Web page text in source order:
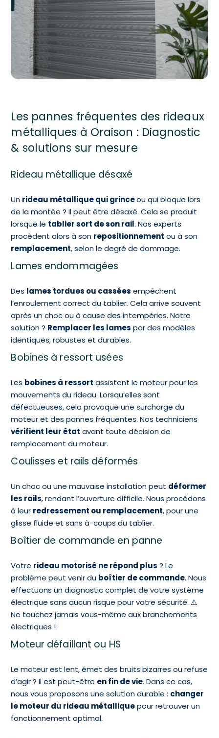
Les pannes fréquentes des rideaux
métalliques à Oraison : Diagnostic
& solutions sur mesure
Rideau métallique désaxé
Un rideau métallique qui grinceou qui bloque lors
de la montée ? Il peut être désaxé. Cela se produit
lorsque le tablier sort de son rail. Nos experts
procèdent alors à son repositionnement ou à son
remplacement, selon le degré de dommage.
Lames endommagées
Des lames tordues ou cassées empêchent
l’enroulement correct du tablier. Cela arrive souvent
après un choc ou à cause des intempéries. Notre
solution ? Remplacer les lames par des modèles
identiques, robustes et durables.
Bobines à ressort usées
Les bobines à ressort assistent le moteur pour les
mouvements du rideau. Lorsqu’elles sont
défectueuses, cela provoque une surcharge du
moteur et des pannes fréquentes. Nos techniciens
vérifient leur état avant toute décision de
remplacement du moteur.
Coulisses et rails déformés
Un choc ou une mauvaise installation peut déformer
les rails, rendant l’ouverture difficile. Nous procédons
à leur redressement ou remplacement, pour une
glisse fluide et sans à-coups du tablier.
Boîtier de commande en panne
Votre rideau motorisé ne répond plus ? Le
problème peut venir du boîtier de commande. Nous
effectuons un diagnostic complet de votre système
électrique sans aucun risque pour votre sécurité. ⚠️
Ne touchez jamais vous-même aux branchements
électriques !
Moteur défaillant ou HS
Le moteur est lent, émet des bruits bizarres ou refuse
d’agir ? Il est peut-être en fin de vie. Dans ce cas,
nous vous proposons une solution durable : changer
le moteur du rideau métalliquepour retrouver un
fonctionnement optimal.